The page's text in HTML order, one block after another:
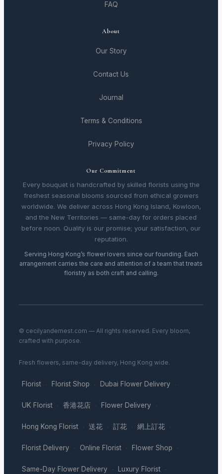
FAQ
About
Our Story
Contact Us
Journal
Terms & Conditions
Privacy Policy
Our Commitment
Every bouquet is handcrafted by skilled florists using the
freshest seasonal blooms sourced from ethical growers
worldwide. We deliver across Hong Kong Island, Kowloon,
and the New Territories — same-day for orders placed
before noon. Quality is our promise; your satisfaction, our
reputation.
Serving Hong Kong’s flower lovers since our founding. Each
arrangement carries the care and attention of a team that treats
floristry as both craft and calling.
© cecilyandernest.com — All rights reserved. Every bloom,
crafted with purpose.
Fresh flowers, same-day delivery, Hong Kong wide.
Florist · Florist Shop · Dubai Flower Delivery ·
UK Florist · 香港花店 · Flower Delivery ·
Hong Kong Florist · 送花 · 訂花 · 網上訂花 ·
Florist Delivery · Online Florist · Flower Shop ·
Same-Day Flower Delivery · Luxury Florist ·